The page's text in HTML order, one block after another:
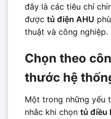
đây là các tiêu chí
được tủ điện AHU
thuật và công nghiệp.
Chọn theo
thước hệ
Một trong những yếu
nhắc khi chọn tủ điều